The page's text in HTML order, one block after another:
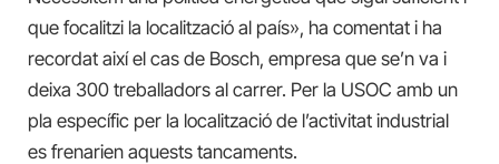
que focalitzi la localització al país», ha comentat i ha
recordat així el cas de Bosch, empresa que se’n va i
deixa 300 treballadors al carrer. Per la USOC amb un
pla específic per la localització de l’activitat industrial
es frenarien aquests tancaments.